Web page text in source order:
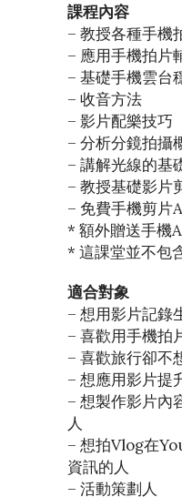
課程內容
– 教授各種手機
– 應用手機拍片
– 基礎手機雲台
– 收音方法
– 影片配樂技巧
– 分析分鏡拍攝
– 講解光線的基
– 教授基礎影片
– 免費手機剪片
* 額外贈送手機
* 這課堂並不包
適合對象
– 想用影片記錄
– 喜歡用手機拍
– 喜歡旅行卻不
– 想應用影片提
– 想製作影片內
人
– 想拍Vlog在
資訊的人
– 活動策劃人